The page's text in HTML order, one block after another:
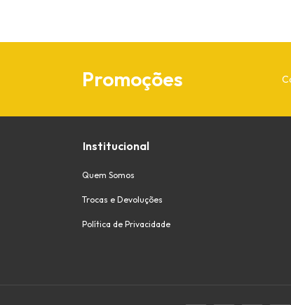
Promoções
Institucional
Quem Somos
Trocas e Devoluções
Política de Privacidade